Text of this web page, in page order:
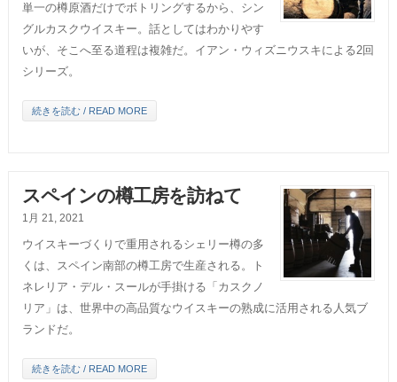
単一の樽原酒だけでボトリングするから、シン
グルカスクウイスキー。話としてはわかりやす
いが、そこへ至る道程は複雑だ。イアン・ウィズニウスキによる2回
シリーズ。
続きを読む / READ MORE
スペインの樽工房を訪ねて
1月 21, 2021
ウイスキーづくりで重用されるシェリー樽の多
くは、スペイン南部の樽工房で生産される。ト
ネレリア・デル・スールが手掛ける「カスクノ
リア」は、世界中の高品質なウイスキーの熟成に活用される人気ブ
ランドだ。
続きを読む / READ MORE